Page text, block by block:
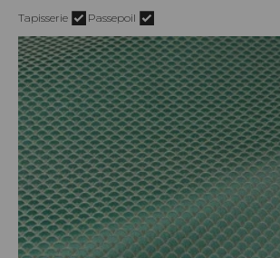
Tapisserie Passepoil